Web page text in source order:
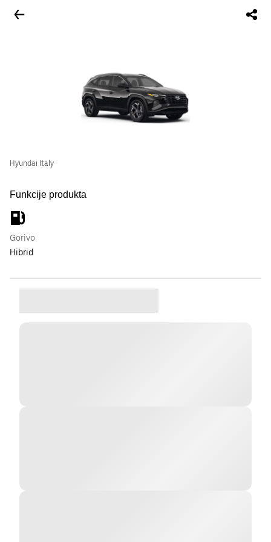
Hyundai Italy
Funkcije produkta
Gorivo
Hibrid